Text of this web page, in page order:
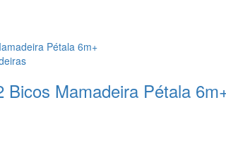
Bicos Mamadeira Pétala